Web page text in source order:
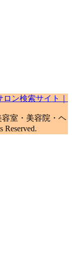
ン検索サイト｜
容室・美容院・ヘ